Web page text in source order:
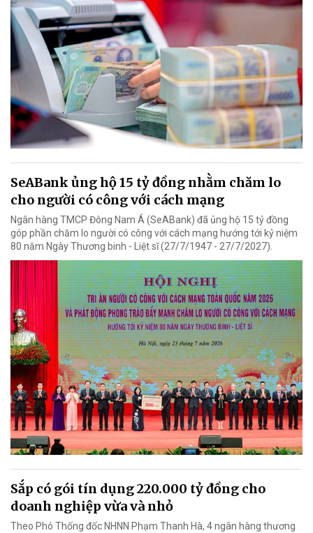
SeABank ủng hộ 15 tỷ đồng nhằm chăm lo
cho người có công với cách mạng
Ngân hàng TMCP Đông Nam Á (SeABank) đã ủng hộ 15 tỷ đồng
góp phần chăm lo người có công với cách mạng hướng tới kỷ niệm
80 năm Ngày Thương binh - Liệt sĩ (27/7/1947 - 27/7/2027).
Sắp có gói tín dụng 220.000 tỷ đồng cho
doanh nghiệp vừa và nhỏ
Theo Phó Thống đốc NHNN Phạm Thanh Hà, 4 ngân hàng thương